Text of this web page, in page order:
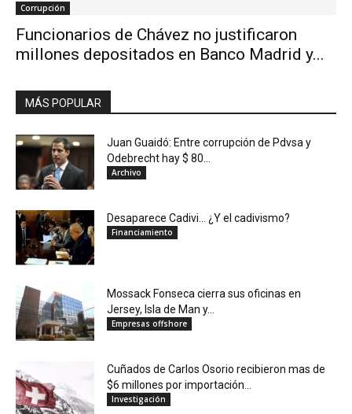
Corrupción
Funcionarios de Chávez no justificaron
millones depositados en Banco Madrid y...
MÁS POPULAR
Juan Guaidó: Entre corrupción de Pdvsa y
Odebrecht hay $ 80...
Archivo
Desaparece Cadivi… ¿Y el cadivismo?
Financiamiento
Mossack Fonseca cierra sus oficinas en
Jersey, Isla de Man y...
Empresas offshore
Cuñados de Carlos Osorio recibieron mas de
$6 millones por importación...
Investigación